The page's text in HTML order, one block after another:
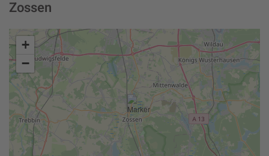
Zossen
+
−